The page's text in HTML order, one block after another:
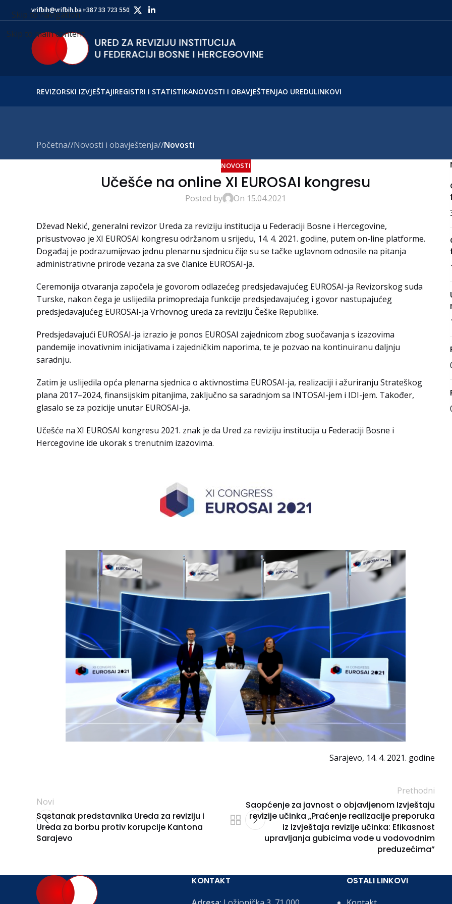
Skip to navigation
Skip to main content
vrifbih@vrifbih.ba+387 33 723 550
REVIZORSKI IZVJEŠTAJIREGISTRI I STATISTIKANOVOSTI I OBAVJEŠTENJAO UREDULINKOVI
Početna/ Novosti i obavještenja/ Novosti
NOVOSTI
Učešće na online XI EUROSAI kongresu
Posted by On 15.04.2021
Dževad Nekić, generalni revizor Ureda za reviziju institucija u Federaciji Bosne i Hercegovine,
prisustvovao je XI EUROSAI kongresu održanom u srijedu, 14. 4. 2021. godine, putem on-line platforme.
Događaj je podrazumijevao jednu plenarnu sjednicu čije su se tačke uglavnom odnosile na pitanja
administrativne prirode vezana za sve članice EUROSAI-ja.
Ceremonija otvaranja započela je govorom odlazećeg predsjedavajućeg EUROSAI-ja Revizorskog suda
Turske, nakon čega je uslijedila primopredaja funkcije predsjedavajućeg i govor nastupajućeg
predsjedavajućeg EUROSAI-ja Vrhovnog ureda za reviziju Češke Republike.
Predsjedavajući EUROSAI-ja izrazio je ponos EUROSAI zajednicom zbog suočavanja s izazovima
pandemije inovativnim inicijativama i zajedničkim naporima, te je pozvao na kontinuiranu daljnju
saradnju.
Zatim je uslijedila opća plenarna sjednica o aktivnostima EUROSAI-ja, realizaciji i ažuriranju Strateškog
plana 2017–2024, finansijskim pitanjima, zaključno sa saradnjom sa INTOSAI-jem i IDI-jem. Također,
glasalo se za pozicije unutar EUROSAI-ja.
Učešće na XI EUROSAI kongresu 2021. znak je da Ured za reviziju institucija u Federaciji Bosne i
Hercegovine ide ukorak s trenutnim izazovima.
Sarajevo, 14. 4. 2021. godine
Novi
Sastanak predstavnika Ureda za reviziju i
Ureda za borbu protiv korupcije Kantona
Sarajevo
Prethodni
Saopćenje za javnost o objavljenom Izvještaju
revizije učinka „Praćenje realizacije preporuka
iz Izvještaja revizije učinka: Efikasnost
upravljanja gubicima vode u vodovodnim
preduzećima”
KONTAKT OSTALI LINKOVI